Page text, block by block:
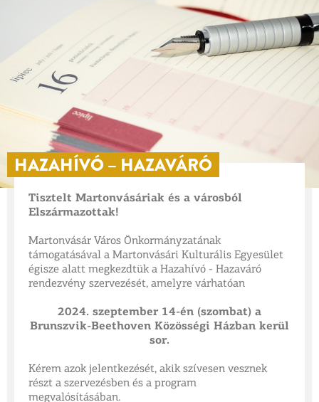
HAZAHÍVÓ – HAZAVÁRÓ
Tisztelt Martonvásáriak és a városból
Elszármazottak!
Martonvásár Város Önkormányzatának
támogatásával a Martonvásári Kulturális Egyesület
égisze alatt megkezdtük a Hazahívó - Hazaváró
rendezvény szervezését, amelyre várhatóan
2024. szeptember 14-én (szombat) a
Brunszvik-Beethoven Közösségi Házban kerül
sor.
Kérem azok jelentkezését, akik szívesen vesznek
részt a szervezésben és a program
megvalósításában.